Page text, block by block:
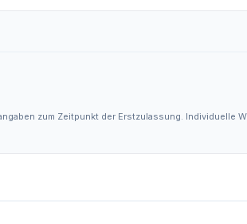
zum Zeitpunkt der Erstzulassung. Individuelle